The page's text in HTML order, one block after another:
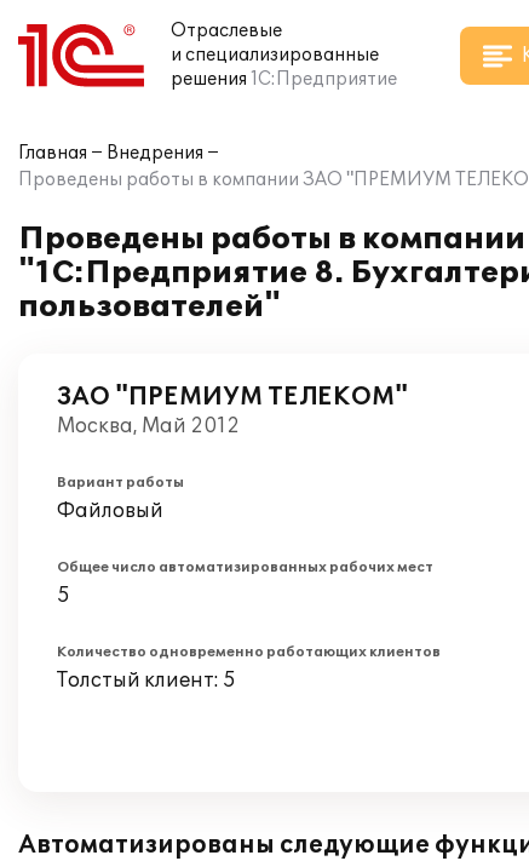
Отраслевые
и специализированные
решения 1С:Предприятие
Главная
Внедрения
Проведены работы в компании ЗАО "ПРЕМИУМ
Проведены работы в
"1С:Предприятие 8.
пользователей"
ЗАО "ПРЕМИУМ ТЕЛЕКОМ"
Москва, Май 2012
Вариант работы
Файловый
Общее число автоматизированных рабочих мест
5
Количество одновременно работающих клиентов
Толстый клиент: 5
Автоматизированы следующие